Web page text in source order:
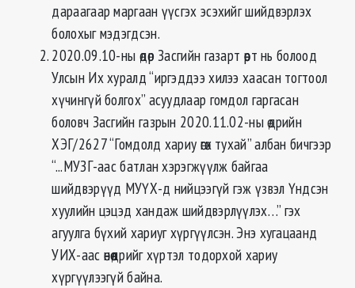
дараагаар маргаан үүсгэх эсэхийг шийдвэрлэх
болохыг мэдэгдсэн.
2020.09.10-ны өдөр Засгийн газарт өөрт нь болоод
Улсын Их хуралд “иргэддээ хилээ хаасан тогтоол
хүчингүй болгох” асуудлаар гомдол гаргасан
боловч Засгийн газрын 2020.11.02-ны өдрийн
ХЭГ/2627 “Гомдолд хариу өгөх тухай” албан бичгээр
“...МУЗГ-аас батлан хэрэгжүүлж байгаа
шийдвэрүүд МУҮХ-д нийцээгүй гэж үзвэл Үндсэн
хуулийн цэцэд хандаж шийдвэрлүүлэх…” гэх
агуулга бүхий хариуг хүргүүлсэн. Энэ хугацаанд
УИХ-аас өнөөдрийг хүртэл тодорхой хариу
хүргүүлээгүй байна.